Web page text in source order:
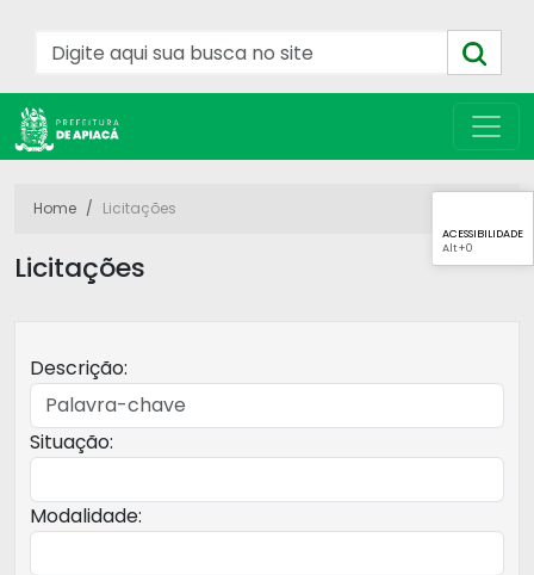
ACESSIBILIDADE
Alt+0
Home Licitações
Licitações
Descrição:
Situação:
Modalidade: